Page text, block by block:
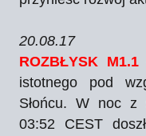
20.08.17
ROZBŁYSK M1.1
istotnego pod
Słońcu. W noc z
03:52 CEST